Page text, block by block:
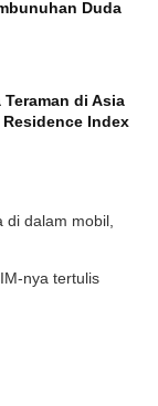
Duda
di Asia
Index
dalam mobil,
nya tertulis